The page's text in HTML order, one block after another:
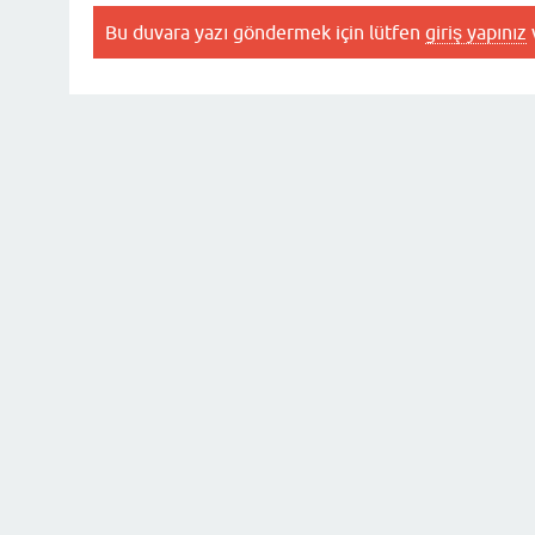
Bu duvara yazı göndermek için lütfen giriş yapınız